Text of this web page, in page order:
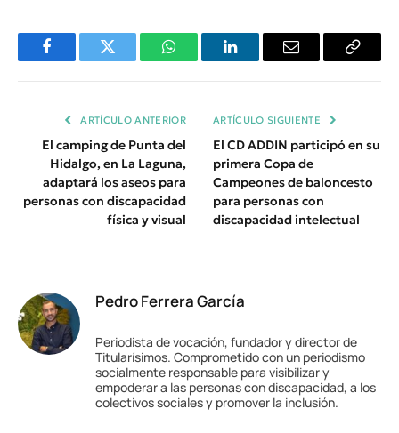
FacebookTwitter WhatsAppLinkedInEmail
Copiar
ARTÍCULO ANTERIOR
El camping de Punta del
Hidalgo, en La Laguna,
adaptará los aseos para
personas con discapacidad
física y visual
ARTÍCULO SIGUIENTE
El CD ADDIN participó en su
primera Copa de
Campeones de baloncesto
para personas con
discapacidad intelectual
Pedro Ferrera García
Periodista de vocación, fundador y director de
Titularísimos. Comprometido con un periodismo
socialmente responsable para visibilizar y
empoderar a las personas con discapacidad, a los
colectivos sociales y promover la inclusión.